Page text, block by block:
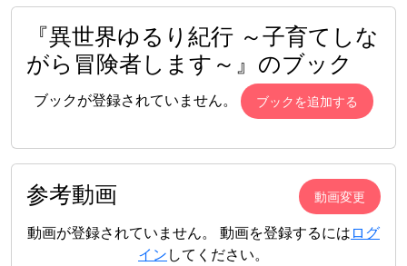
『異世界ゆるり紀行 ～子育てしな
がら冒険者します～』のブック
ブックが登録されていません。 ブックを追加する
参考動画 動画変更
動画が登録されていません。 動画を登録するにはログ
インしてください。